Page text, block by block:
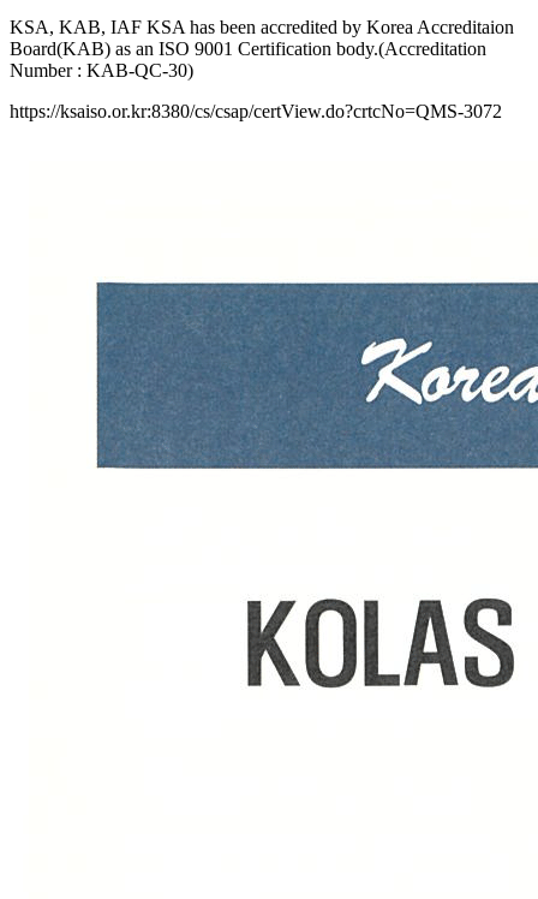
KSA, KAB, IAF KSA has been accredited by Korea Accreditaion
Board(KAB) as an ISO 9001 Certification body.(Accreditation
Number : KAB-QC-30)
https://ksaiso.or.kr:8380/cs/csap/certView.do?crtcNo=QMS-3072